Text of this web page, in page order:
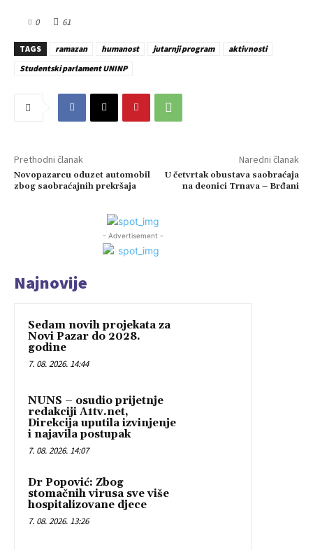
0 61
TAGS ramazan humanost jutarnji program
aktivnosti
Studentski parlament UNINP
Prethodni članak
Novopazarcu oduzet automobil
zbog saobraćajnih prekršaja
Naredni članak
U četvrtak obustava saobraćaja
na deonici Trnava – Brđani
- Advertisement -
Najnovije
Sedam novih projekata za
Novi Pazar do 2028.
godine
7. 08. 2026. 14:44
NUNS – osudio prijetnje
redakciji A1tv.net,
Direkcija uputila izvinjenje
i najavila postupak
7. 08. 2026. 14:07
Dr Popović: Zbog
stomačnih virusa sve više
hospitalizovane djece
7. 08. 2026. 13:26